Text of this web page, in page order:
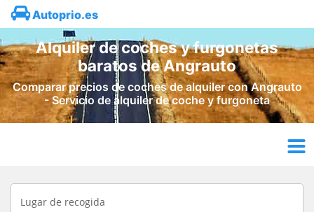
Autoprio.es
Alquiler de coches y furgonetas
baratos de Angrauto
Comparar precios de coches de alquiler con Angrauto
- Servicio de alquiler de coche y furgoneta